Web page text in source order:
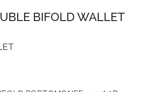
BIFOLD WALLET